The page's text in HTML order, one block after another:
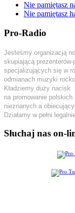
Nie pamiętasz
Nie pamiętasz
Pro-Radio
Jesteśmy organizacją
skupiającą prezenterów-
specjalizujących się w
odmianach muzyki
Kładziemy duży nacisk
na promowanie polskich
nieznanych a
Działamy w pełni
Słuchaj nas on-